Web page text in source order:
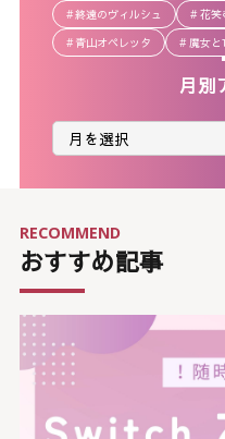
終遠のヴィルシュ
花笑
青山オペレッタ
魔女と
月別
月
ア
カ
おすすめ記事
RECOMMEND